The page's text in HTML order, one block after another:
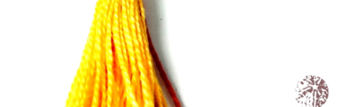
Encens herbes séchées
Bois sacré